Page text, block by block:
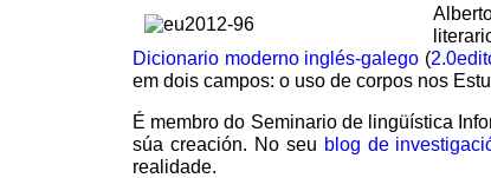
Dicionario moderno inglés-galego (
em dois campos: o uso de corpos nos
É membro do Seminario de lingüística
súa creación. No seu blog de
realidade.